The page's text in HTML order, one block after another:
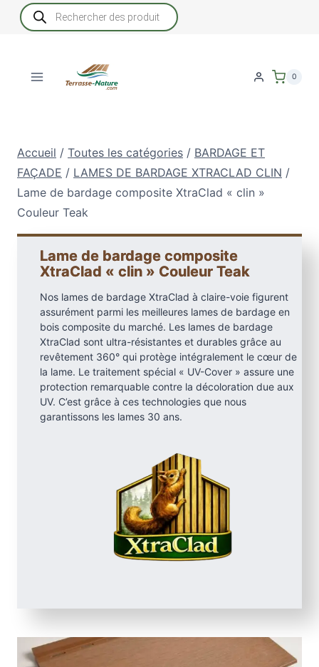
Recherche
de
produits
0
Accueil / Toutes les catégories / BARDAGE ET
FAÇADE / LAMES DE BARDAGE XTRACLAD CLIN /
Lame de bardage composite XtraClad « clin »
Couleur Teak
Lame de bardage composite
XtraClad « clin » Couleur Teak
Nos lames de bardage XtraClad à claire-voie figurent
assurément parmi les meilleures lames de bardage en
bois composite du marché. Les lames de bardage
XtraClad sont ultra-résistantes et durables grâce au
revêtement 360° qui protège intégralement le cœur de
la lame. Le traitement spécial « UV-Cover » assure une
protection remarquable contre la décoloration due aux
UV. C’est grâce à ces technologies que nous
garantissons les lames 30 ans.